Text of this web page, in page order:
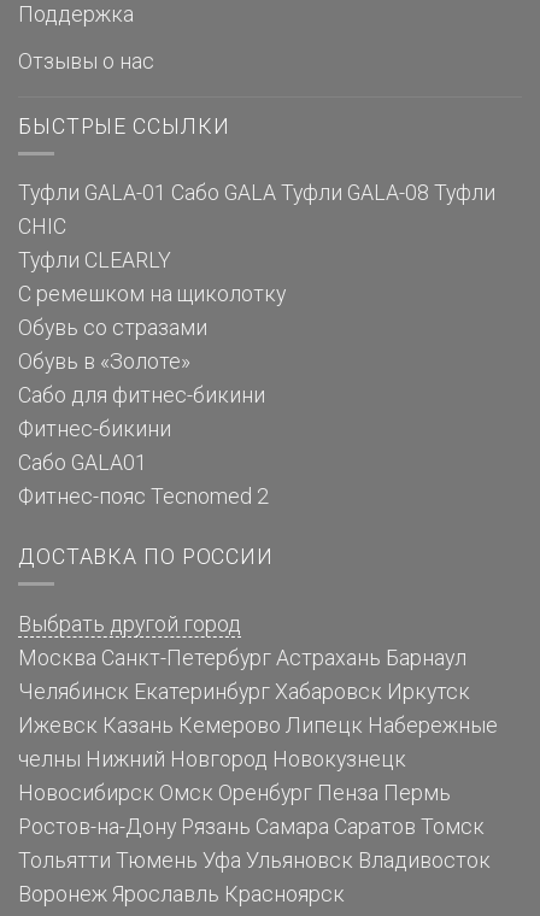
Поддержка
Отзывы о нас
БЫСТРЫЕ ССЫЛКИ
Туфли GALA-01 Сабо GALA Туфли GALA-08 Туфли
CHIC
Туфли CLEARLY
С ремешком на щиколотку
Обувь со стразами
Обувь в «Золоте»
Сабо для фитнес-бикини
Фитнес-бикини
Сабо GALA01
Фитнес-пояс Tecnomed 2
ДОСТАВКА ПО РОССИИ
Выбрать другой город
Москва Санкт-Петербург Астрахань Барнаул
Челябинск Екатеринбург Хабаровск Иркутск
Ижевск Казань Кемерово Липецк Набережные
челны Нижний Новгород Новокузнецк
Новосибирск Омск Оренбург Пенза Пермь
Ростов-на-Дону Рязань Самара Саратов Томск
Тольятти Тюмень Уфа Ульяновск Владивосток
Воронеж Ярославль Красноярск